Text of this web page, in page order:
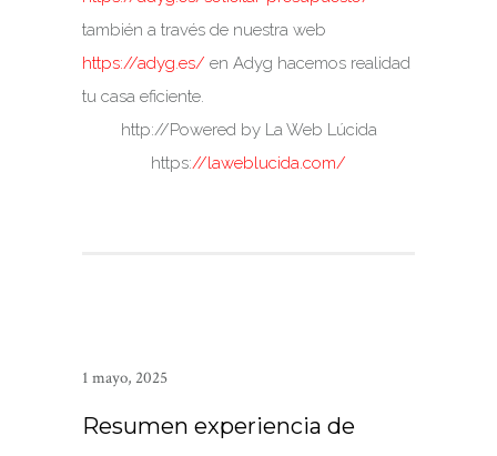
también a través de nuestra web
https://adyg.es/ en Adyg hacemos realidad
tu casa eficiente.
http://Powered by La Web Lúcida
https://laweblucida.com/
1 mayo, 2025
Resumen experiencia de